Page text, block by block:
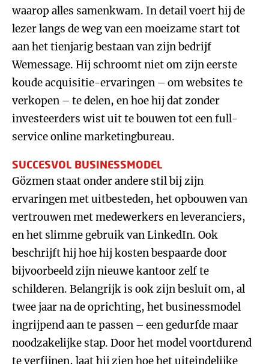
waarop alles samenkwam. In detail voert hij de
lezer langs de weg van een moeizame start tot
aan het tienjarig bestaan van zijn bedrijf
Wemessage. Hij schroomt niet om zijn eerste
koude acquisitie-ervaringen – om websites te
verkopen – te delen, en hoe hij dat zonder
investeerders wist uit te bouwen tot een full-
service online marketingbureau.
SUCCESVOL BUSINESSMODEL
Gözmen staat onder andere stil bij zijn
ervaringen met uitbesteden, het opbouwen van
vertrouwen met medewerkers en leveranciers,
en het slimme gebruik van LinkedIn. Ook
beschrijft hij hoe hij kosten bespaarde door
bijvoorbeeld zijn nieuwe kantoor zelf te
schilderen. Belangrijk is ook zijn besluit om, al
twee jaar na de oprichting, het businessmodel
ingrijpend aan te passen – een gedurfde maar
noodzakelijke stap. Door het model voortdurend
te verfijnen, laat hij zien hoe het uiteindelijke